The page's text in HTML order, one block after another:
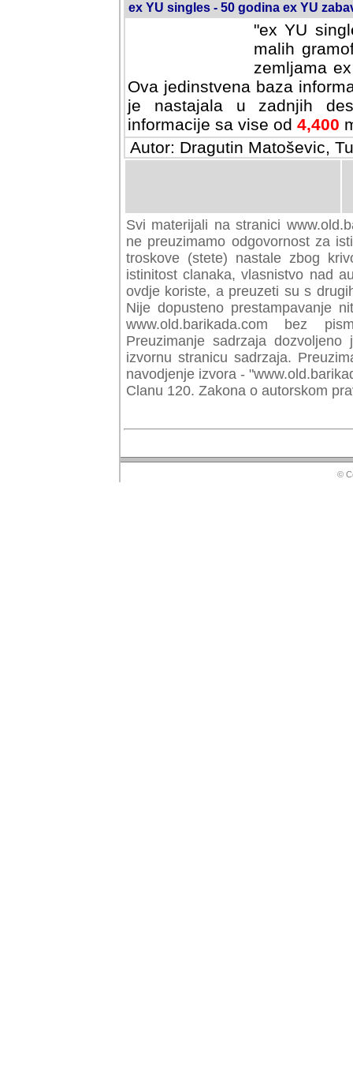
ex YU singles - 50 godina ex YU
"ex YU
malih
zemljama
Ova jedinstvena baza
je nastajala u zadnjih
informacije sa vise od 4,400
Autor: Dragutin Matoševic,
Svi materijali na stranici
preuzimamo odgovornost za
troskove (stete) nastale zbog
istinitost clanaka, vlasnistvo nad
ovdje koriste, a preuzeti su s
Nije dopusteno prestampavanje
www.old.barikada.com bez
Preuzimanje sadrzaja
izvornu stranicu sadrzaja.
navodjenje izvora -
Clanu 120. Zakona o autorskom
©